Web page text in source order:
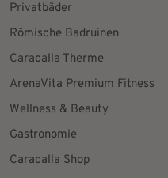
Privatbäder
Römische Badruinen
Caracalla Therme
ArenaVita Premium Fitness
Wellness & Beauty
Gastronomie
Caracalla Shop